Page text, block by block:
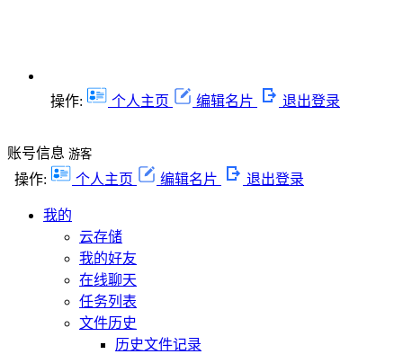
操作: 个人主页 编辑名片 退出登录
账号信息 游客
操作: 个人主页 编辑名片 退出登录
我的
云存储
我的好友
在线聊天
任务列表
文件历史
历史文件记录